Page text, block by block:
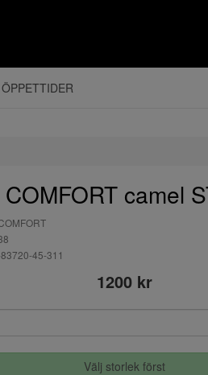
ÖPPETTIDER
camel
45-311
1200 kr
Välj storlek först